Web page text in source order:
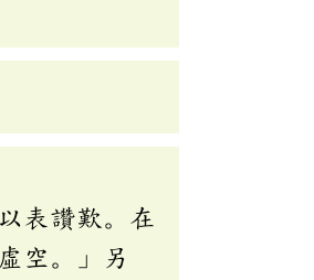
表讚歎。在
空。」另